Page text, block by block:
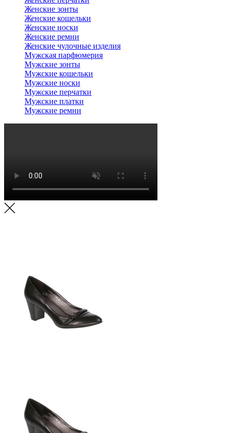
Женские зонты
Женские кошельки
Женские носки
Женские ремни
Женские чулочные изделия
Мужская парфюмерия
Мужские зонты
Мужские кошельки
Мужские носки
Мужские перчатки
Мужские платки
Мужские ремни